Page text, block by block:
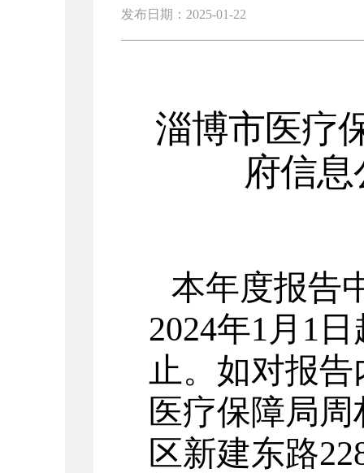
发布日期：2025-01-22
淄博市医疗
府信
本年度报告
2024年1 月 1
止。如对报
医疗保障局
区新建东路